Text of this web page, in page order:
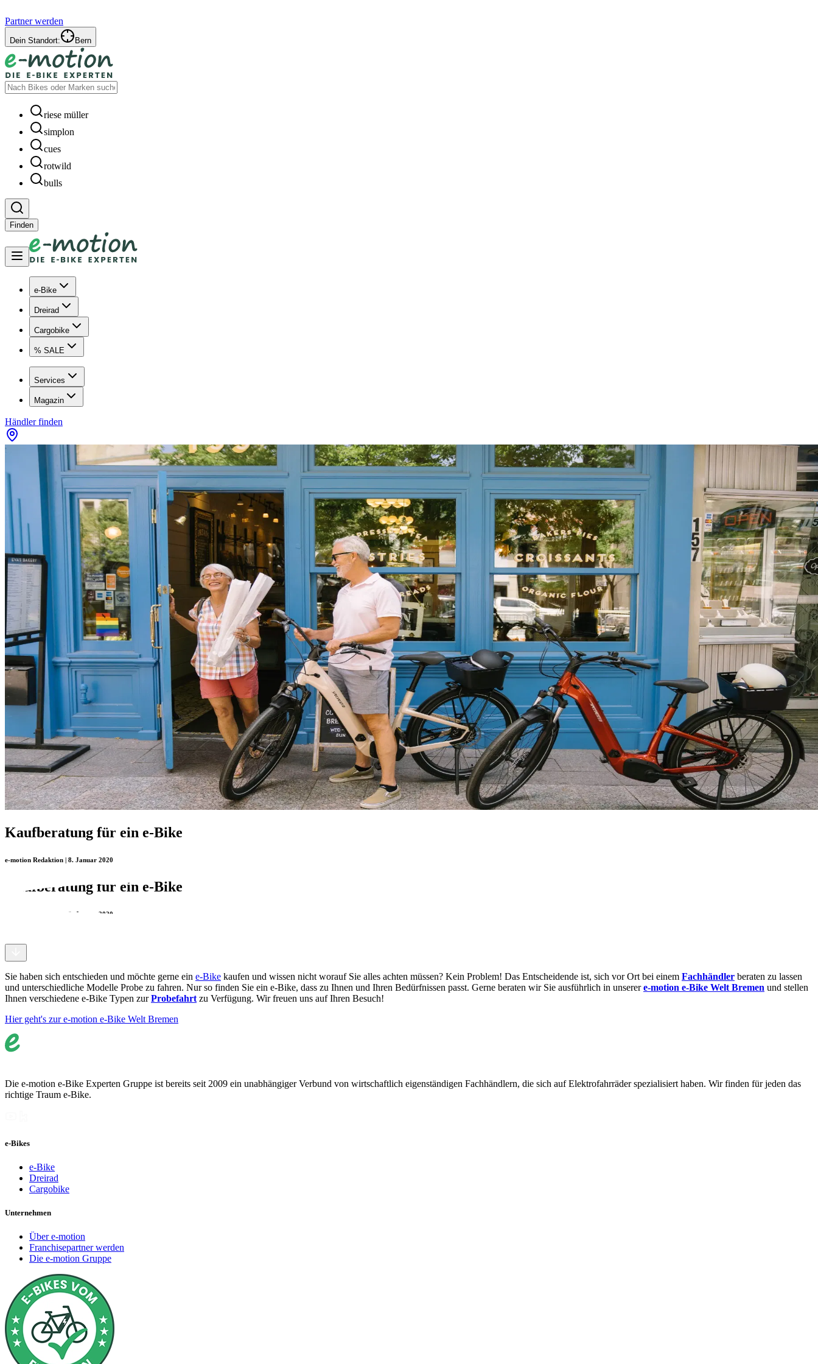
Partner werden
Dein Standort: Bern
riese müller
simplon
cues
rotwild
bulls
Finden
e-Bike
Dreirad
Cargobike
% SALE
Services
Magazin
Händler finden
Kaufberatung für ein e-Bike
e-motion Redaktion | 8. Januar 2020
Kaufberatung für ein e-Bike
e-motion Redaktion | 8. Januar 2020
Sie haben sich entschieden und möchte gerne ein e-Bike kaufen und wissen nicht worauf Sie alles achten müssen? Kein Problem! Das Entscheidende ist, sich vor Ort bei einem Fachhändler beraten zu lassen
und unterschiedliche Modelle Probe zu fahren. Nur so finden Sie ein e-Bike, dass zu Ihnen und Ihren Bedürfnissen passt. Gerne beraten wir Sie ausführlich in unserere-motion e-Bike Welt Bremen und stellen
Ihnen verschiedene e-Bike Typen zurProbefahrt zu Verfügung. Wir freuen uns auf Ihren Besuch!
Hier geht's zur e-motion e-Bike Welt Bremen
Die e-motion e-Bike Experten Gruppe ist bereits seit 2009 ein unabhängiger Verbund von wirtschaftlich eigenständigen Fachhändlern, die sich auf Elektrofahrräder spezialisiert haben. Wir finden für jeden das
richtige Traum e-Bike.
e-Bikes
e-Bike
Dreirad
Cargobike
Unternehmen
Über e-motion
Franchisepartner werden
Die e-motion Gruppe